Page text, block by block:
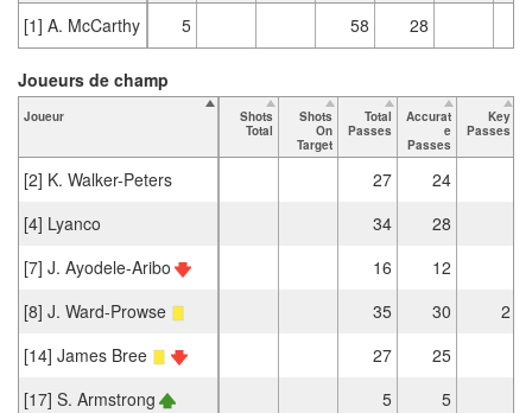
[1] A. McCarthy 5 58 28
Joueur
Shots
Total
Shots
On
Target
Total
Passes
Accurat
e
Passes
Key
Passes
[2] K. Walker-Peters 27
24
[4] Lyanco
34
28
[7] J. Ayodele-Aribo
16
12
[8] J. Ward-Prowse
35 30
2
[14] James Bree
27
25
[17] S. Armstrong
5 5
Joueurs de champ